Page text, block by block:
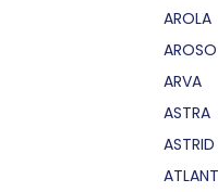
AROLA
AROSO
ARVA
ASTRA
ASTRID